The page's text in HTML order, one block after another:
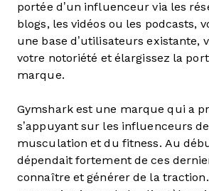
portée d’un influenceur via les
blogs, les vidéos ou les podcasts,
une base d’utilisateurs existante,
votre notoriété et élargissez la
marque.
Gymshark est une marque qui a
s’appuyant sur les influenceurs
musculation et du fitness. Au
dépendait fortement de ces
connaître et générer de la